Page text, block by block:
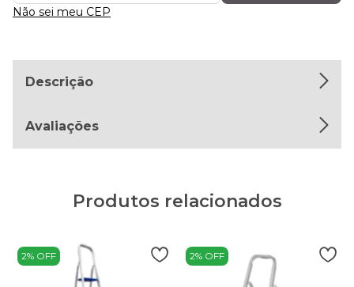
Não sei meu CEP
Descrição
Avaliações
Produtos relacionados
2% OFF 2% OFF